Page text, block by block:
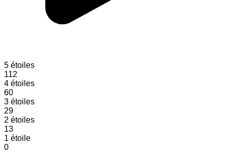
5 étoiles
112
4 étoiles
60
3 étoiles
29
2 étoiles
13
1 étoile
0